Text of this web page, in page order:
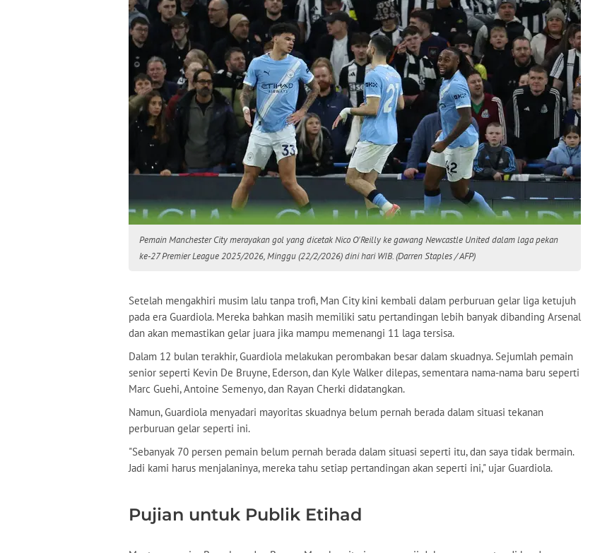
Pemain Manchester City merayakan gol yang dicetak Nico O'Reilly ke gawang Newcastle United dalam laga pekan
ke-27 Premier League 2025/2026, Minggu (22/2/2026) dini hari WIB. (Darren Staples / AFP)
Setelah mengakhiri musim lalu tanpa trofi, Man City kini kembali dalam perburuan gelar liga ketujuh
pada era Guardiola. Mereka bahkan masih memiliki satu pertandingan lebih banyak dibanding Arsenal
dan akan memastikan gelar juara jika mampu memenangi 11 laga tersisa.
Dalam 12 bulan terakhir, Guardiola melakukan perombakan besar dalam skuadnya. Sejumlah pemain
senior seperti Kevin De Bruyne, Ederson, dan Kyle Walker dilepas, sementara nama-nama baru seperti
Marc Guehi, Antoine Semenyo, dan Rayan Cherki didatangkan.
Namun, Guardiola menyadari mayoritas skuadnya belum pernah berada dalam situasi tekanan
perburuan gelar seperti ini.
"Sebanyak 70 persen pemain belum pernah berada dalam situasi seperti itu, dan saya tidak bermain.
Jadi kami harus menjalaninya, mereka tahu setiap pertandingan akan seperti ini," ujar Guardiola.
Pujian untuk Publik Etihad